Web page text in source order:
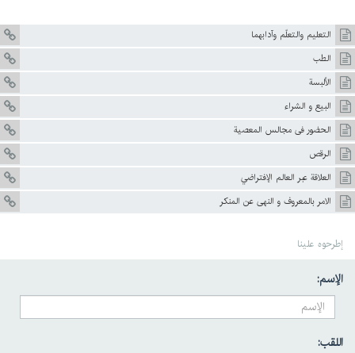
التعليم والتعلّم وآدابهما
الطب
الألبسة
البيع و الشراء
الحضور فی مجالس المعصیة
الرقص
العلاقة عبر العالم الإفتراضي
الامر بالمعروف و النهی عن المنکر
إطرحوه علينا
الإسم:
اللقب: